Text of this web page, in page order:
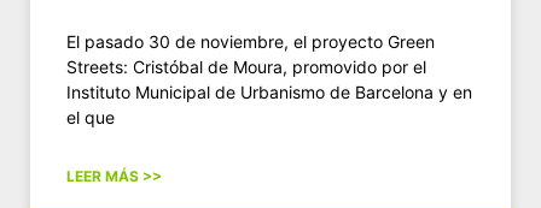
El pasado 30 de noviembre, el proyecto Green
Streets: Cristóbal de Moura, promovido por el
Instituto Municipal de Urbanismo de Barcelona y en
el que
LEER MÁS >>